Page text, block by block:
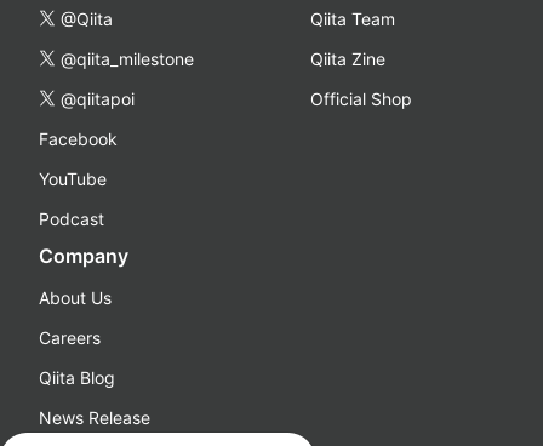
@Qiita
@qiita_milestone
@qiitapoi
Facebook
YouTube
Podcast
Qiita Team
Qiita Zine
Official Shop
Company
About Us
Careers
Qiita Blog
News Release